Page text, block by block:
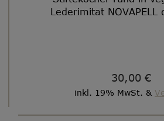
Lederimitat NOVAPELL
30,00 €
inkl. 19% MwSt. &